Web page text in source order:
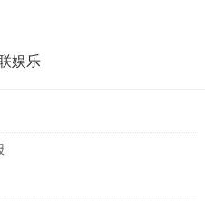
娱乐